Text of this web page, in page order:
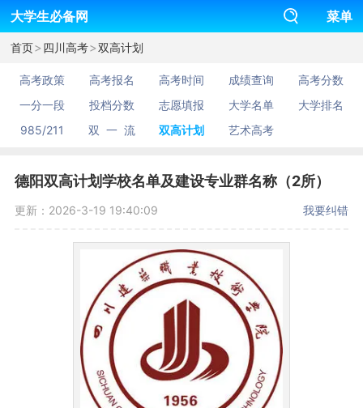
大学生必备网 菜单
首页>四川高考>双高计划
高考政策 高考报名 高考时间 成绩查询
高考分数
一分一段
投档分数 志愿填报 大学名单
大学排名
985/211
双 一 流 双高计划 艺术高考
德阳双高计划学校名单及建设专业群名称（2所）
更新：2026-3-19 19:40:09 我要纠错